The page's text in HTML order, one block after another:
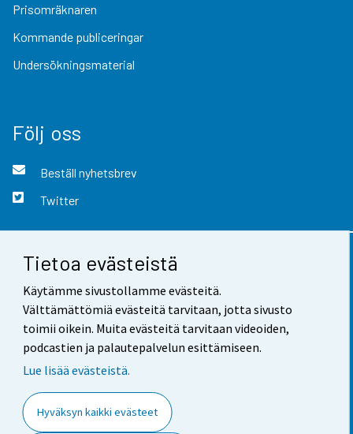
Tietoa evästeistä
Käytämme sivustollamme evästeitä.
Välttämättömiä evästeitä tarvitaan, jotta sivusto
toimii oikein. Muita evästeitä tarvitaan videoiden,
podcastien ja palautepalvelun esittämiseen.
Lue lisää evästeistä.
Hyväksyn kaikki evästeet
Prisomräknaren
Kommande publiceringar
Undersökningsmaterial
Följ oss
Beställ nyhetsbrev
Twitter
Kontaktinformation
Respons
Användarvillkor
Tillgänglighet
Information om webbplatsen